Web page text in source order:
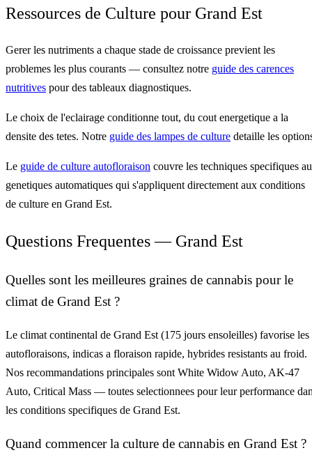
Ressources de Culture pour Grand Est
Gerer les nutriments a chaque stade de croissance previent les
problemes les plus courants — consultez notre guide des carences
nutritives pour des tableaux diagnostiques.
Le choix de l'eclairage conditionne tout, du cout energetique a la
densite des tetes. Notre guide des lampes de culture detaille les
Le guide de culture autofloraison couvre les techniques specifiques
genetiques automatiques qui s'appliquent directement aux conditions
de culture en Grand Est.
Questions Frequentes — Grand Est
Quelles sont les meilleures graines de cannabis pour le
climat de Grand Est ?
Le climat continental de Grand Est (175 jours ensoleilles) favorise les
autofloraisons, indicas a floraison rapide, hybrides resistants au froid.
Nos recommandations principales sont White Widow Auto, AK-47
Auto, Critical Mass — toutes selectionnees pour leur performance
les conditions specifiques de Grand Est.
Quand commencer la culture de cannabis en Grand Est ?